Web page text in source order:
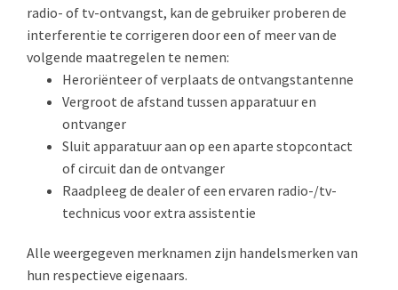
radio- of tv-ontvangst, kan de gebruiker proberen de
interferentie te corrigeren door een of meer van de
volgende maatregelen te nemen:
Heroriënteer of verplaats de ontvangstantenne
Vergroot de afstand tussen apparatuur en
ontvanger
Sluit apparatuur aan op een aparte stopcontact
of circuit dan de ontvanger
Raadpleeg de dealer of een ervaren radio-/tv-
technicus voor extra assistentie
Alle weergegeven merknamen zijn handelsmerken van
hun respectieve eigenaars.